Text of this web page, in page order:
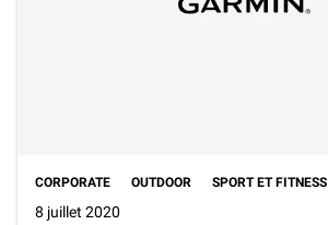
CORPORATE OUTDOOR SPORT ET FITNESS
8 juillet 2020